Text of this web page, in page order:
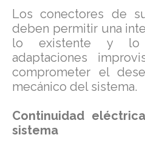
Los conectores de
deben permitir una
lo existente y lo
adaptaciones
comprometer el
mecánico del sistema.
Continuidad
sistema